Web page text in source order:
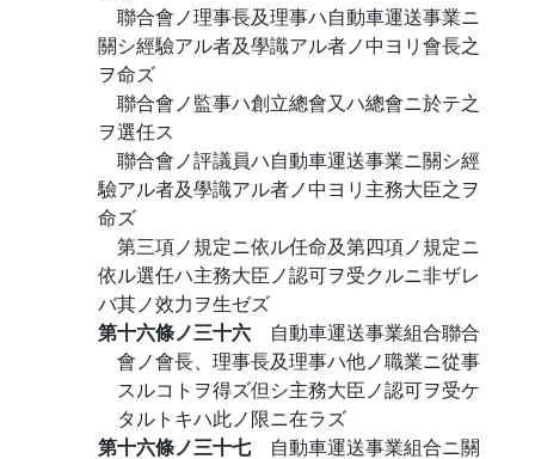
聯合會ノ理事長及理事ハ自動車運送事業ニ
關シ經驗アル者及學識アル者ノ中ヨリ會長之
ヲ命ズ
聯合會ノ監事ハ創立總會又ハ總會ニ於テ之
ヲ選任ス
聯合會ノ評議員ハ自動車運送事業ニ關シ經
驗アル者及學識アル者ノ中ヨリ主務大臣之ヲ
命ズ
第三項ノ規定ニ依ル任命及第四項ノ規定ニ
依ル選任ハ主務大臣ノ認可ヲ受クルニ非ザレ
バ其ノ效力ヲ生ゼズ
第十六條ノ三十六 自動車運送事業組合聯合
會ノ會長、理事長及理事ハ他ノ職業ニ從事
スルコトヲ得ズ但シ主務大臣ノ認可ヲ受ケ
タルトキハ此ノ限ニ在ラズ
第十六條ノ三十七 自動車運送事業組合ニ關